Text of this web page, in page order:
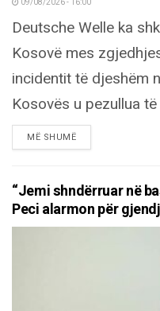
Deutsche Welle ka
Kosovë mes
incidentit të djeshëm
Kosovës u pezullua
MË SHUMËDETAILS
“Jemi shndërruar në
Peci alarmon për